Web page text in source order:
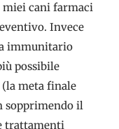
miei cani farmaci
Invece
immunitario
possibile
meta finale
sopprimendo il
trattamenti